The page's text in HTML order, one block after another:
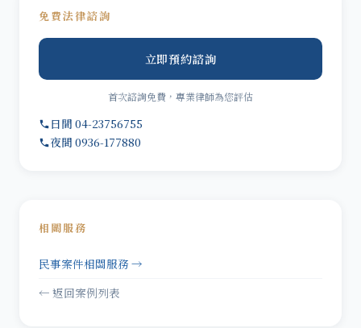
免費法律諮詢
立即預約諮詢
首次諮詢免費，專業律師為您評估
日間 04-23756755
夜間 0936-177880
相關服務
民事案件相關服務 →
← 返回案例列表